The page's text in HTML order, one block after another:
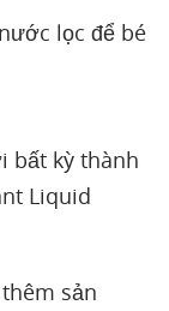
lọc để bé
bất kỳ thành
Liquid
sản